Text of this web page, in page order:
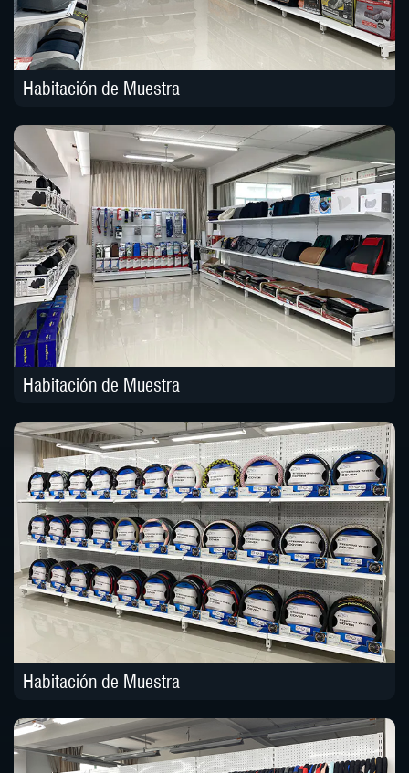
Habitación de Muestra
Habitación de Muestra
Habitación de Muestra